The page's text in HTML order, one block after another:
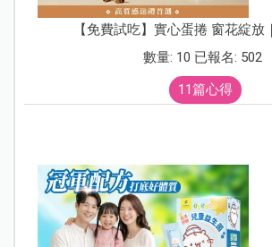
【免費試吃】實心蛋捲 窗花綻放
數量: 10 已報名: 502
11篇心得